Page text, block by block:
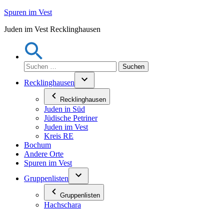
Zum
springen
Spuren im Vest
Juden im Vest Recklinghausen
Suchen
nach:
Recklinghausen
Recklinghausen
Juden in Süd
Jüdische Petriner
Juden im Vest
Kreis RE
Bochum
Andere Orte
Spuren im Vest
Gruppenlisten
Gruppenlisten
Hachschara